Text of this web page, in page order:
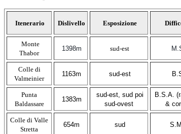
Itenerario Dislivello Esposizione
Monte
Thabor
1398m sud-est
Colle di
Valmeinier
1163m sud-est
Punta
Baldassare
1383m
sud-est, sud poi
sud-ovest
B.S.A.
&
Colle di Valle
Stretta
654m sud